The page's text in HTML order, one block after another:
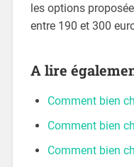
les options
entre 190 et 300
A lire
Comment bien
Comment bien
Comment bien